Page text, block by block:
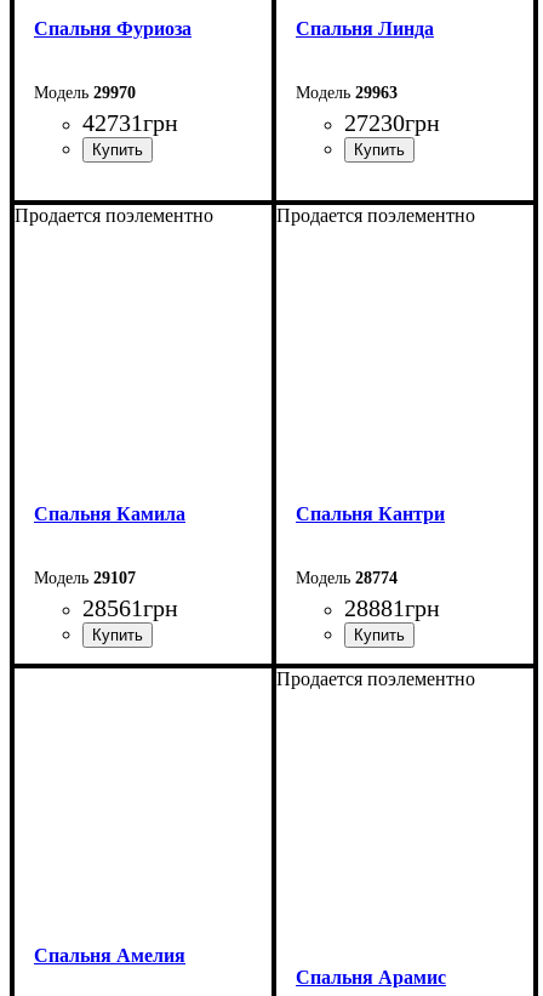
Спальня Фуриоза
29970
42731грн
Спальня Линда
29963
27230грн
Продается поэлементно
Спальня Камила
29107
28561грн
Продается поэлементно
Спальня Кантри
28774
28881грн
Спальня Амелия
Продается поэлементно
Спальня Арамис